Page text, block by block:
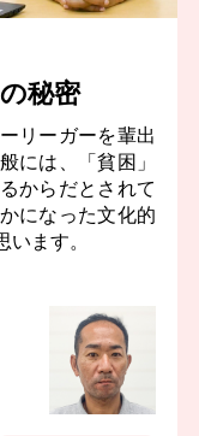
秘密
リーガーを輩出
には、「貧困」
からだとされて
になった文化的
ます。